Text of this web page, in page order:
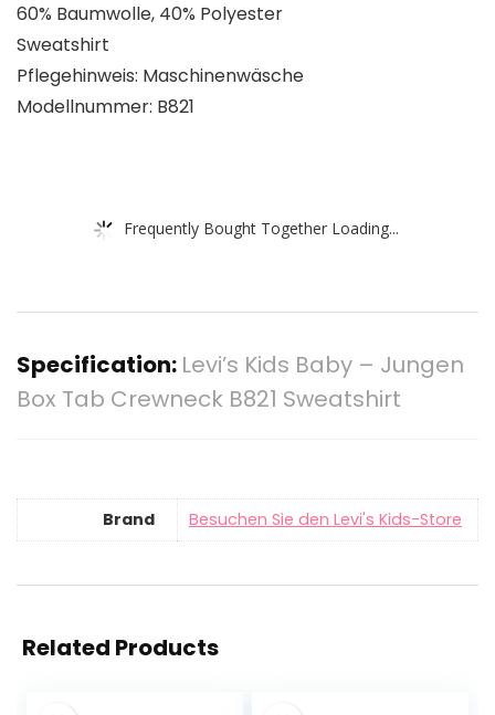
60% Baumwolle, 40% Polyester
Sweatshirt
Pflegehinweis: Maschinenwäsche
Modellnummer: B821
Frequently Bought Together Loading...
Specification: Levi’s Kids Baby – Jungen
Box Tab Crewneck B821 Sweatshirt
Brand Besuchen Sie den Levi's Kids-Store
Related Products